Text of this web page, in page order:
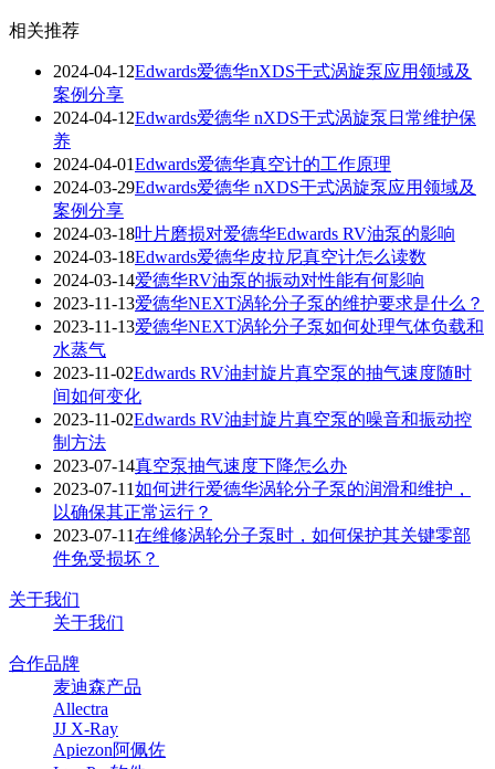
相关推荐
2024-04-12Edwards爱德华nXDS干式涡旋泵应用领域及
案例分享
2024-04-12Edwards爱德华 nXDS干式涡旋泵日常维护保
养
2024-04-01Edwards爱德华真空计的工作原理
2024-03-29Edwards爱德华 nXDS干式涡旋泵应用领域及
案例分享
2024-03-18叶片磨损对爱德华Edwards RV油泵的影响
2024-03-18Edwards爱德华皮拉尼真空计怎么读数
2024-03-14爱德华RV油泵的振动对性能有何影响
2023-11-13爱德华NEXT涡轮分子泵的维护要求是什么？
2023-11-13爱德华NEXT涡轮分子泵如何处理气体负载和
水蒸气
2023-11-02Edwards RV油封旋片真空泵的抽气速度随时
间如何变化
2023-11-02Edwards RV油封旋片真空泵的噪音和振动控
制方法
2023-07-14真空泵抽气速度下降怎么办
2023-07-11如何进行爱德华涡轮分子泵的润滑和维护，
以确保其正常运行？
2023-07-11在维修涡轮分子泵时，如何保护其关键零部
件免受损坏？
关于我们
关于我们
合作品牌
麦迪森产品
Allectra
JJ X-Ray
Apiezon阿佩佐